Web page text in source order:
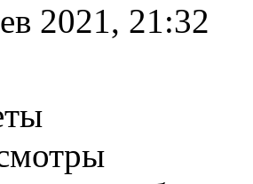
2021, 21:32